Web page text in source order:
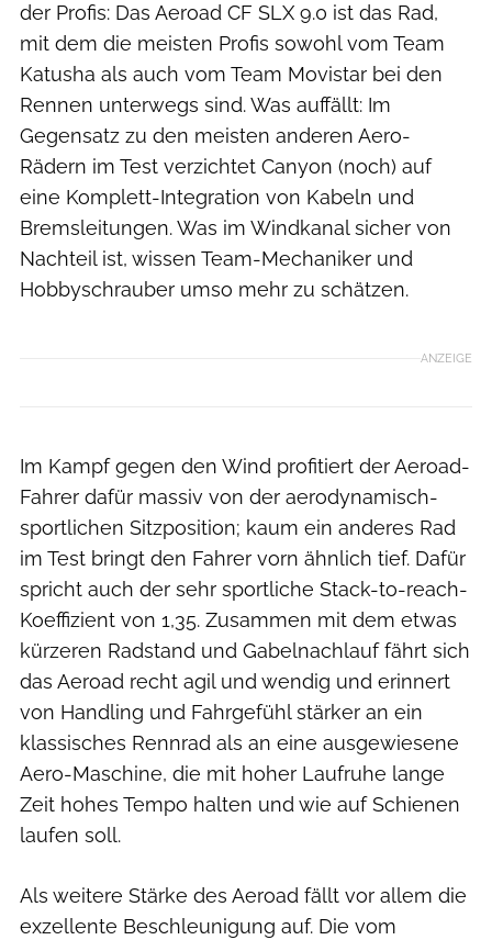
der Profis: Das Aeroad CF SLX 9.0 ist das Rad,
mit dem die meisten Profis sowohl vom Team
Katusha als auch vom Team Movistar bei den
Rennen unterwegs sind. Was auffällt: Im
Gegensatz zu den meisten anderen Aero-
Rädern im Test verzichtet Canyon (noch) auf
eine Komplett-Integration von Kabeln und
Bremsleitungen. Was im Windkanal sicher von
Nachteil ist, wissen Team-Mechaniker und
Hobbyschrauber umso mehr zu schätzen.
ANZEIGE
Im Kampf gegen den Wind profitiert der Aeroad-
Fahrer dafür massiv von der aerodynamisch-
sportlichen Sitzposition; kaum ein anderes Rad
im Test bringt den Fahrer vorn ähnlich tief. Dafür
spricht auch der sehr sportliche Stack-to-reach-
Koeffizient von 1,35. Zusammen mit dem etwas
kürzeren Radstand und Gabelnachlauf fährt sich
das Aeroad recht agil und wendig und erinnert
von Handling und Fahrgefühl stärker an ein
klassisches Rennrad als an eine ausgewiesene
Aero-Maschine, die mit hoher Laufruhe lange
Zeit hohes Tempo halten und wie auf Schienen
laufen soll.
Als weitere Stärke des Aeroad fällt vor allem die
exzellente Beschleunigung auf. Die vom